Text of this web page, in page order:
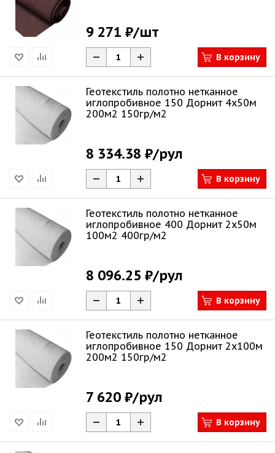
9 271 ₽/шт
В корзину
Геотекстиль полотно нетканное
иглопробивное 150 Дорнит 4х50м
200м2 150гр/м2
8 334.38 ₽/рул
В корзину
Геотекстиль полотно нетканное
иглопробивное 400 Дорнит 2х50м
100м2 400гр/м2
8 096.25 ₽/рул
В корзину
Геотекстиль полотно нетканное
иглопробивное 150 Дорнит 2х100м
200м2 150гр/м2
7 620 ₽/рул
В корзину